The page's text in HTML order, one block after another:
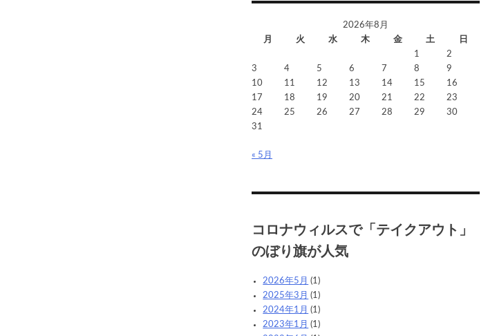
ウ
で
「テ
イ
ク
ア
ト」
り
気
2026年8月
月
火 水 木 金 土
日
1
2
3
4 5 6 7 8
9
10
11 12 13 14 15
16
17
18 19 20 21 22
23
24
25 26 27 28 29
30
31
« 5月
コロナウィルスで「テイクアウト」
のぼり旗が人気
2026年5月 (1)
2025年3月 (1)
2024年1月 (1)
2023年1月 (1)